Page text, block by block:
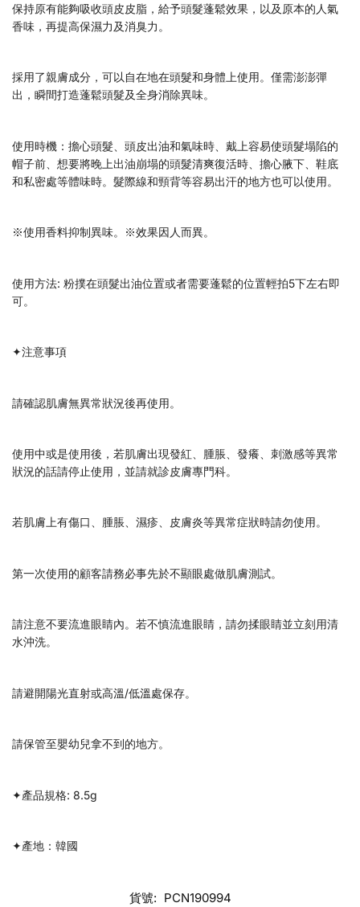
保持原有能夠吸收頭皮皮脂，給予頭髮蓬鬆效果，以及原本的人氣
香味，再提高保濕力及消臭力。
採用了親膚成分，可以自在地在頭髮和身體上使用。僅需澎澎彈
出，瞬間打造蓬鬆頭髮及全身消除異味。
使用時機：擔心頭髮、頭皮出油和氣味時、戴上容易使頭髮塌陷的
帽子前、想要將晚上出油崩塌的頭髮清爽復活時、擔心腋下、鞋底
和私密處等體味時。髮際線和頸背等容易出汗的地方也可以使用。
※使用香料抑制異味。※效果因人而異。
使用方法: 粉撲在頭髮出油位置或者需要蓬鬆的位置輕拍5下左右即
可。
✦注意事項
請確認肌膚無異常狀況後再使用。
使用中或是使用後，若肌膚出現發紅、腫脹、發癢、刺激感等異常
狀況的話請停止使用，並請就診皮膚專門科。
若肌膚上有傷口、腫脹、濕疹、皮膚炎等異常症狀時請勿使用。
第一次使用的顧客請務必事先於不顯眼處做肌膚測試。
請注意不要流進眼睛內。若不慎流進眼睛，請勿揉眼睛並立刻用清
水沖洗。
請避開陽光直射或高溫/低溫處保存。
請保管至嬰幼兒拿不到的地方。
✦產品規格: 8.5g
✦產地：韓國
貨號: PCN190994